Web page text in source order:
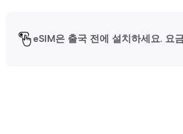
eSIM은 출국 전에 설치하세요. 요